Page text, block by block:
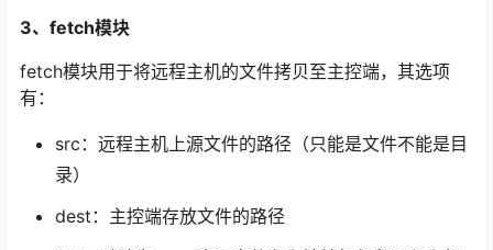
3、fetch模块
fetch模块用于将远程主机的文件拷贝至主控端，其选项
有：
src：远程主机上源文件的路径（只能是文件不能是目
录）
dest：主控端存放文件的路径